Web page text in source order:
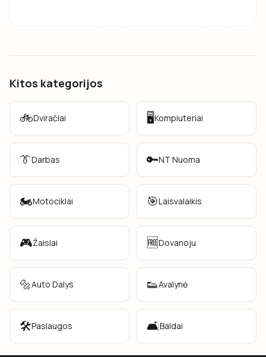
Kitos kategorijos
🚲Dviračiai 🖥️Kompiuteriai
👔Darbas 🔑NT Nuoma
🏍️Motociklai 🎯Laisvalaikis
🎮Žaislai 🆓Dovanoju
🔩Auto Dalys 👟Avalynė
🛠️Paslaugos 🛋️Baldai